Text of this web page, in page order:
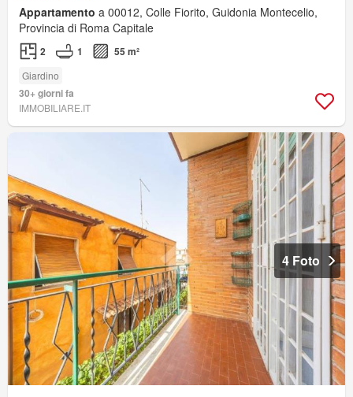
Appartamento a 00012, Colle Fiorito, Guidonia Montecelio,
Provincia di Roma Capitale
2 1 55 m²
Giardino
30+ giorni fa
IMMOBILIARE.IT
4 Foto